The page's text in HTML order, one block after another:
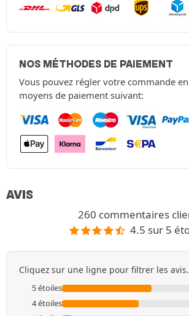
NOS MÉTHODES DE PAIEMENT
Vous pouvez régler votre commande
moyens de paiement suivant:
AVIS
260 commentaires
4.5 sur 5
Cliquez sur une ligne pour filtrer les avis.
5 étoiles
4 étoiles